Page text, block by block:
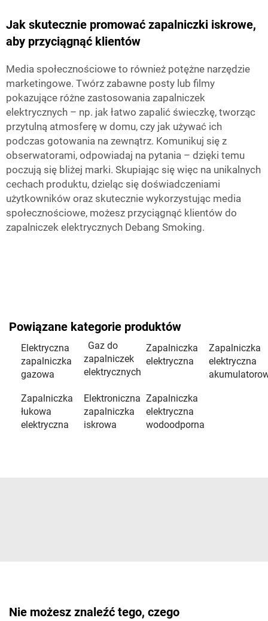
Jak skutecznie promować zapalniczki iskrowe,
aby przyciągnąć klientów
Media społecznościowe to również potężne narzędzie
marketingowe. Twórz zabawne posty lub filmy
pokazujące różne zastosowania zapalniczek
elektrycznych – np. jak łatwo zapalić świeczkę, tworząc
przytulną atmosferę w domu, czy jak używać ich
podczas gotowania na zewnątrz. Komunikuj się z
obserwatorami, odpowiadaj na pytania – dzięki temu
poczują się bliżej marki. Skupiając się więc na unikalnych
cechach produktu, dzieląc się doświadczeniami
użytkowników oraz skutecznie wykorzystując media
społecznościowe, możesz przyciągnąć klientów do
zapalniczek elektrycznych Debang Smoking.
Powiązane kategorie produktów
Elektryczna
zapalniczka
gazowa
Gaz do
zapalniczek
elektrycznych
Zapalniczka
elektryczna
Zapalniczka
elektryczna
Zapalniczka
łukowa
elektryczna
Elektroniczna
zapalniczka
iskrowa
Zapalniczka
elektryczna
wodoodporna
Nie możesz znaleźć tego, czego